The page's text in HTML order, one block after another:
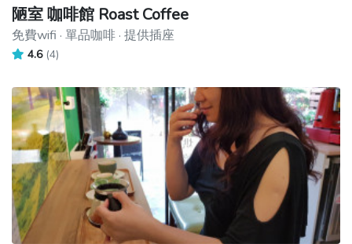
陋室 咖啡館 Roast Coffee
免費wifi · 單品咖啡 · 提供插座
4.6 (4)